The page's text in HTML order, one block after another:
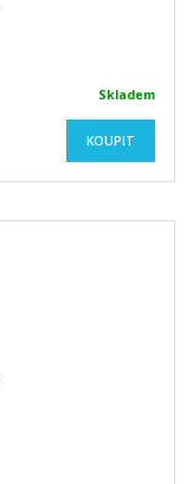
Skladem
KOUPIT